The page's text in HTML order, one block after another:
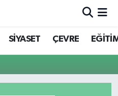
SİYASET ÇEVRE